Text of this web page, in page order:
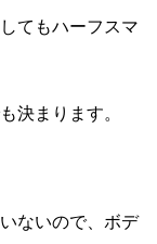
てもハーフスマ
決まります。
ないので、ボデ